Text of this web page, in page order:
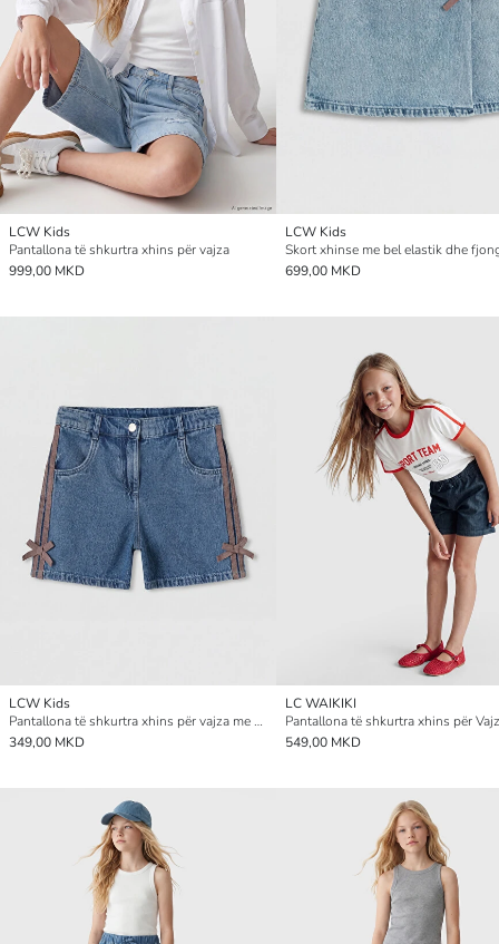
LCW Kids
Pantallona të shkurtra xhins për vajza
999,00 MKD
LCW Kids
699,00 MKD
LCW Kids
Pantallona të shkurtra xhins për vajza me vija anësore dhe detaj me fjongo
349,00 MKD
LC WAIKIKI
549,00 MKD